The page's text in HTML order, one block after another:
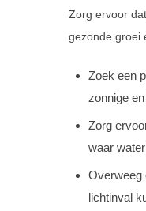
Zorg ervoor
gezonde groei
Zoek een
zonnige
Zorg
waar
Overweeg
lichtinval